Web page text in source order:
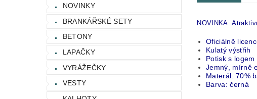
NOVINKY
BRANKÁŘSKÉ SETY
BETONY
LAPAČKY
VYRÁŽEČKY
VESTY
NOVINKA.
Oficiálně
Kulatý výstřih
Potisk s
Jemný, mírně
Materál: 70%
Barva: černá